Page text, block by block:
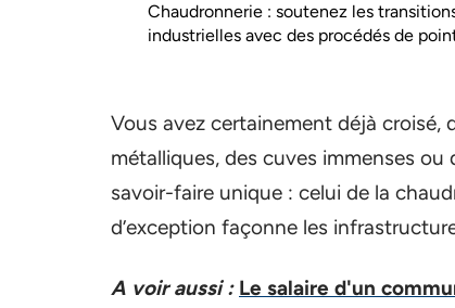
Chaudronnerie : soutenez les
industrielles avec des procédés de
Vous avez certainement déjà croisé,
métalliques, des cuves immenses
savoir-faire unique : celui de la
d’exception façonne les
A voir aussi : Le salaire d'un